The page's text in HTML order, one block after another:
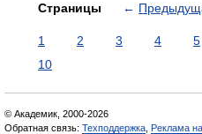
Страницы ←
1 2 3 4 5
10
© Академик, 2000-2026
Обратная связь: Техподдержка Реклама